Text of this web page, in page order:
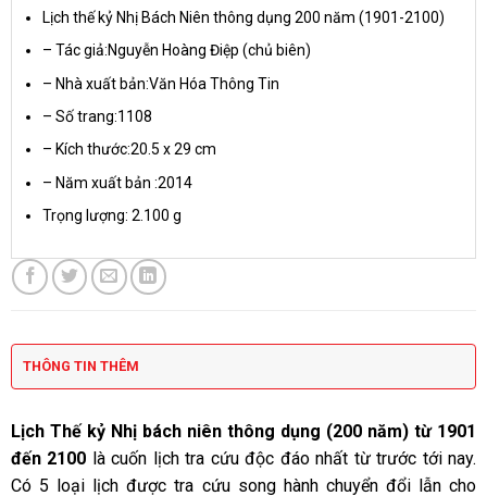
Lịch thế kỷ Nhị Bách Niên thông dụng 200 năm (1901-2100)
– Tác giả:Nguyễn Hoàng Điệp (chủ biên)
– Nhà xuất bản:Văn Hóa Thông Tin
– Số trang:1108
– Kích thước:20.5 x 29 cm
– Năm xuất bản :2014
Trọng lượng: 2.100 g
THÔNG TIN THÊM
Lịch Thế kỷ Nhị bách niên thông dụng (200 năm) từ 1901
đến 2100 là cuốn lịch tra cứu độc đáo nhất từ trước tới nay.
Có 5 loại lịch được tra cứu song hành chuyển đổi lẫn cho